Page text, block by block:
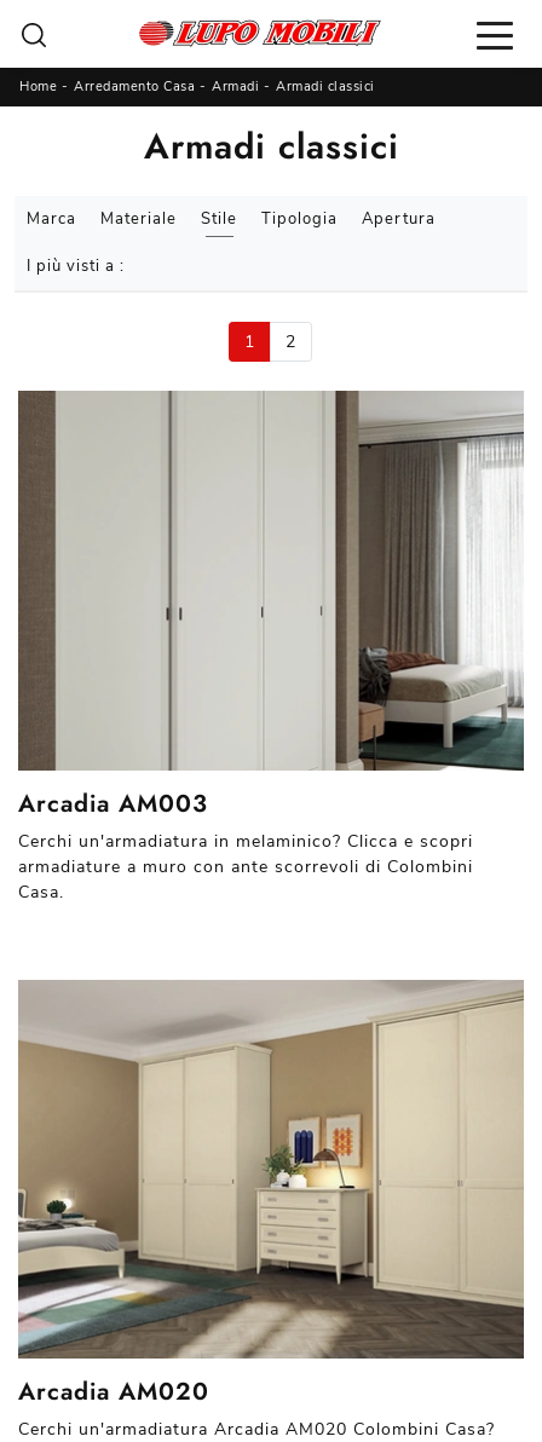
Home - Arredamento Casa - Armadi - Armadi classici
Armadi classici
Marca Materiale Stile Tipologia Apertura
I più visti a :
1 2
Arcadia AM003
Cerchi un'armadiatura in melaminico? Clicca e scopri
armadiature a muro con ante scorrevoli di Colombini
Casa.
Arcadia AM020
Cerchi un'armadiatura Arcadia AM020 Colombini Casa?